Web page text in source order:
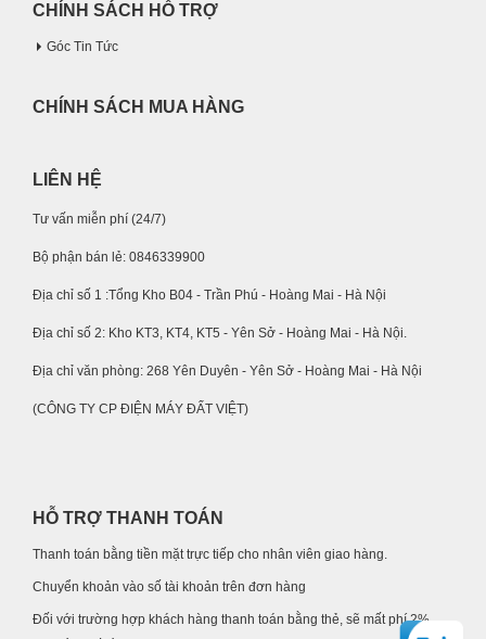
CHÍNH SÁCH HỖ TRỢ
Góc Tin Tức
CHÍNH SÁCH MUA HÀNG
LIÊN HỆ
Tư vấn miễn phí (24/7)
Bộ phận bán lẻ: 0846339900
Địa chỉ số 1 :Tổng Kho B04 - Trần Phú - Hoàng Mai - Hà Nội
Địa chỉ số 2: Kho KT3, KT4, KT5 - Yên Sở - Hoàng Mai - Hà Nội.
Địa chỉ văn phòng: 268 Yên Duyên - Yên Sở - Hoàng Mai - Hà Nội
(CÔNG TY CP ĐIỆN MÁY ĐẤT VIỆT)
HỖ TRỢ THANH TOÁN
Thanh toán bằng tiền mặt trực tiếp cho nhân viên giao hàng.
Chuyển khoản vào số tài khoản trên đơn hàng
Đối với trường hợp khách hàng thanh toán bằng thẻ, sẽ mất phí 2%